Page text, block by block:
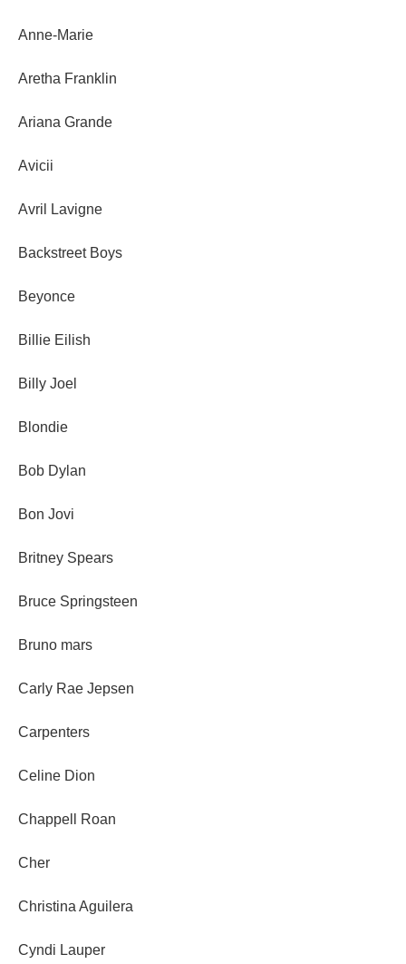
Anne-Marie
Aretha Franklin
Ariana Grande
Avicii
Avril Lavigne
Backstreet Boys
Beyonce
Billie Eilish
Billy Joel
Blondie
Bob Dylan
Bon Jovi
Britney Spears
Bruce Springsteen
Bruno mars
Carly Rae Jepsen
Carpenters
Celine Dion
Chappell Roan
Cher
Christina Aguilera
Cyndi Lauper